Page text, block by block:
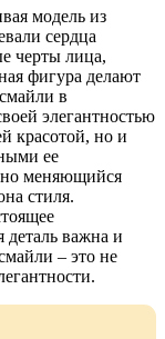
модель из
сердца
черты лица,
фигура делают
в
элегантностью
красотой, но и
ее
меняющийся
стиля.
деталь важна и
– это не